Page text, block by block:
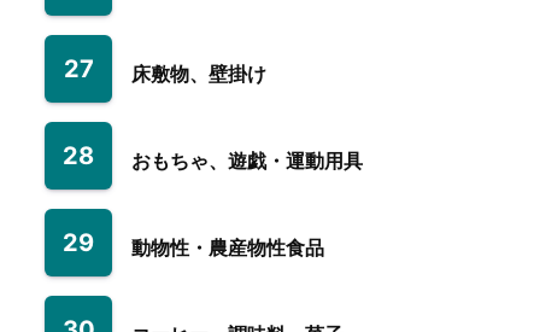
27 床敷物、壁掛け
28 おもちゃ、遊戯・運動用具
29 動物性・農産物性食品